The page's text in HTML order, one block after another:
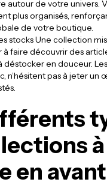
autour de votre univers.
plus organisés,
de votre boutique.
stocks Une collection
à faire découvrir des
déstocker en douceur.
n’hésitent pas à jeter un
à
en avant